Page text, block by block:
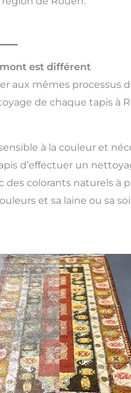
est différent
aux mêmes processus
de chaque tapis à
à la couleur et
d’effectuer un
colorants naturels à
et sa laine ou sa